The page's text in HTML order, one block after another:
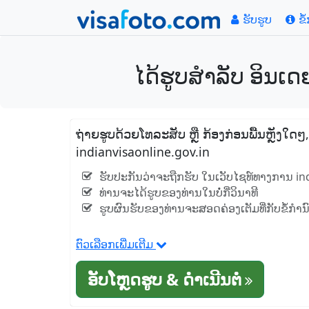
ຮັບຮູບ
ໄດ້ຮູບສໍາລັບ ອິນເດ
ຖ່າຍຮູບດ້ວຍໂທລະສັບ ຫຼື ກ້ອງກ່ອນພື້ນຫຼັງໃດໆ
indianvisaonline.gov.in
ຮັບປະກັນວ່າຈະຖືກຮັບ ໃນເວັບໄຊທ໌ທາງການ
ທ່ານຈະໄດ້ຮູບຂອງທ່ານໃນບໍ່ກີ່ວິນາທີ
ຮູບຜົນຮັບຂອງທ່ານຈະສອດຄ່ອງເຕັມທີ່ກັບຂໍ້ກໍ
ຕົວເລືອກເພີ່ມເຕີມ
ອັບໂຫຼດຮູບ & ດໍາເນີນຕໍ່